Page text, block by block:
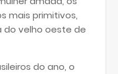
mais primitivos,
do velho oeste de
do ano, o